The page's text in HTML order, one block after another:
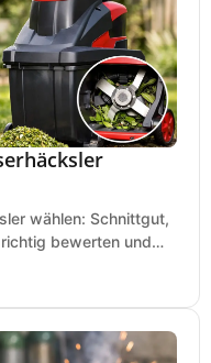
wählen: Schnittgut,
bewerten und